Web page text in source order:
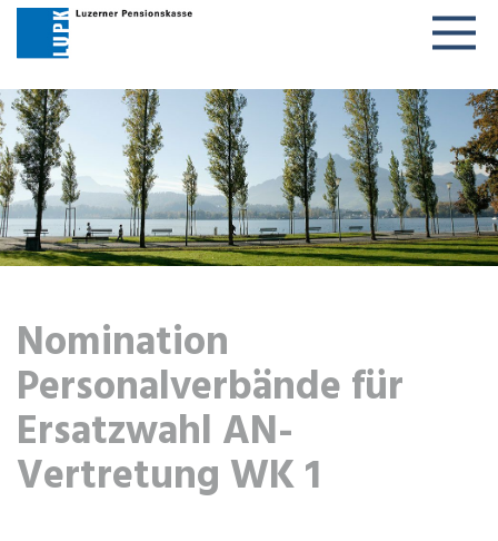
Nomination
Personalverbände für
Ersatzwahl AN-
Vertretung WK 1